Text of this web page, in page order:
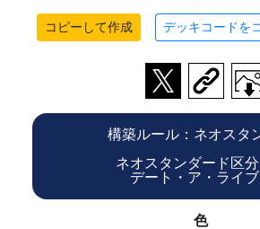
コピーして作成 デッキコードを
構築ルール：ネオスタ
ネオスタンダード区分
デート・ア・ライブ
色